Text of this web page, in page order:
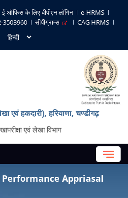
ई-ऑफिस के लिए वीपीएन लॉगिन
e-HRMS
3503960 सीपीग्राम्स CAG HRMS
एवं हकदारी), हरियाणा, चण्‍डीगढ़
एवं लेखा विभाग
Performance Appriasal